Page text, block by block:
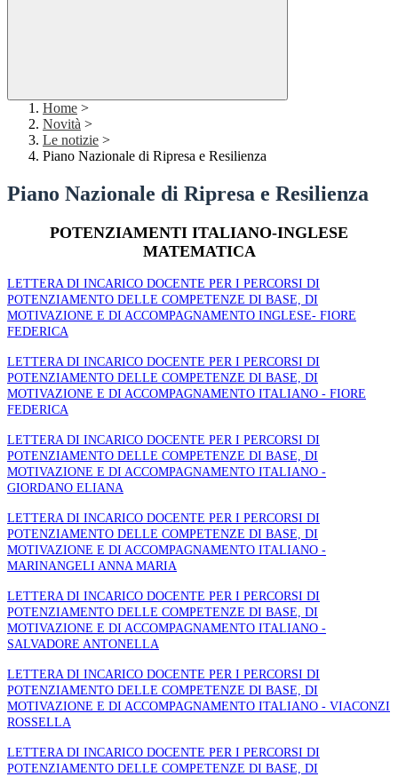
Home >
Novità >
Le notizie >
Piano Nazionale di Ripresa e Resilienza
Piano Nazionale di Ripresa e Resilienza
POTENZIAMENTI ITALIANO-INGLESE
MATEMATICA
LETTERA DI INCARICO DOCENTE PER I PERCORSI DI
POTENZIAMENTO DELLE COMPETENZE DI BASE, DI
MOTIVAZIONE E DI ACCOMPAGNAMENTO INGLESE- FIORE
FEDERICA
LETTERA DI INCARICO DOCENTE PER I PERCORSI DI
POTENZIAMENTO DELLE COMPETENZE DI BASE, DI
MOTIVAZIONE E DI ACCOMPAGNAMENTO ITALIANO - FIORE
FEDERICA
LETTERA DI INCARICO DOCENTE PER I PERCORSI DI
POTENZIAMENTO DELLE COMPETENZE DI BASE, DI
MOTIVAZIONE E DI ACCOMPAGNAMENTO ITALIANO -
GIORDANO ELIANA
LETTERA DI INCARICO DOCENTE PER I PERCORSI DI
POTENZIAMENTO DELLE COMPETENZE DI BASE, DI
MOTIVAZIONE E DI ACCOMPAGNAMENTO ITALIANO -
MARINANGELI ANNA MARIA
LETTERA DI INCARICO DOCENTE PER I PERCORSI DI
POTENZIAMENTO DELLE COMPETENZE DI BASE, DI
MOTIVAZIONE E DI ACCOMPAGNAMENTO ITALIANO -
SALVADORE ANTONELLA
LETTERA DI INCARICO DOCENTE PER I PERCORSI DI
POTENZIAMENTO DELLE COMPETENZE DI BASE, DI
MOTIVAZIONE E DI ACCOMPAGNAMENTO ITALIANO - VIACONZI
ROSSELLA
LETTERA DI INCARICO DOCENTE PER I PERCORSI DI
POTENZIAMENTO DELLE COMPETENZE DI BASE, DI